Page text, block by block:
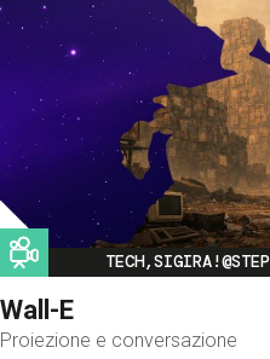
Image
TECH,SIGIRA!@STEP
Wall-E
Proiezione e conversazione